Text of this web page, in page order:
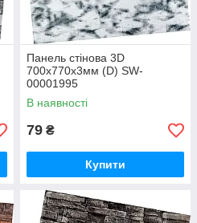
Панель стінова 3D
700х770х3мм (D) SW-
00001995
В наявності
79 ₴
Купити